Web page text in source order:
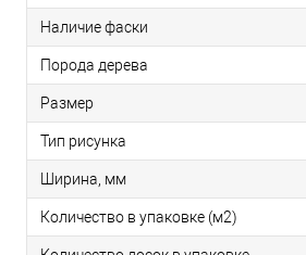
Наличие фаски
Порода дерева
Размер
Тип рисунка
Ширина, мм
Количество в упаковке (м2)